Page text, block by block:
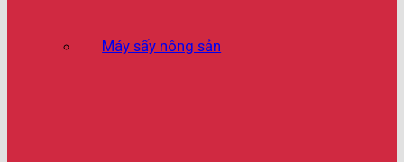
Máy sấy nông sản